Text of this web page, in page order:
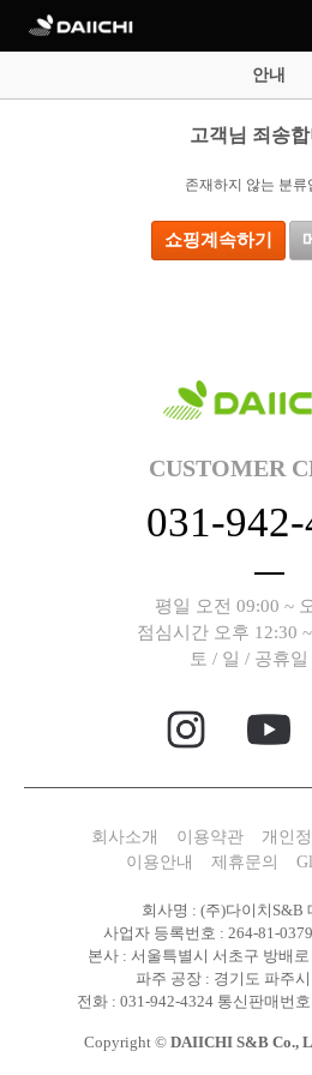
안내
고객님 죄송
존재하지 않는 분류
쇼핑계속하기
CUSTOMER
031-
평일 오전 09:00 ~
점심시간 오후 12:30
토 / 일 / 공휴
회사소개 이용약관
개인
이용안내
제휴문의
회사명 : (주)다이치S&B
사업자 등록번호 : 264-81-
본사 : 서울특별시 서초구 방배
파주 공장 : 경기도 파주
전화 : 031-942-4324 통신판매번
Copyright © DAIICHI S&B Co.,